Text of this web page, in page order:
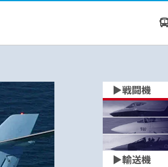
▶︎戦闘機
▶︎輸送機